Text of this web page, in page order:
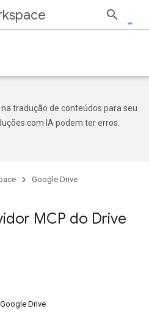
tradução de conteúdos para seu
com IA podem ter erros.
Google Drive
MCP do Drive
Drive